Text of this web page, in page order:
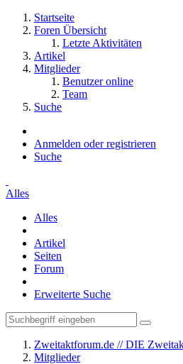
Startseite
Foren Übersicht
Letzte Aktivitäten
Artikel
Mitglieder
Benutzer online
Team
Suche
Anmelden oder registrieren
Suche
Alles
Alles
Artikel
Seiten
Forum
Erweiterte Suche
Zweitaktforum.de // DIE
Mitglieder